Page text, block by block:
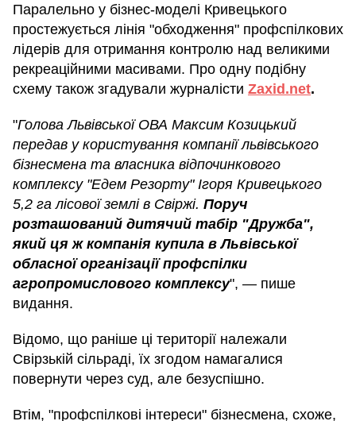
Паралельно у бізнес-моделі Кривецького
простежується лінія "обходження" профспілкових
лідерів для отримання контролю над великими
рекреаційними масивами. Про одну подібну
схему також згадували журналісти Zaxid.net.
"Голова Львівської ОВА Максим Козицький
передав у користування компанії львівського
бізнесмена та власника відпочинкового
комплексу "Едем Резорту" Ігоря Кривецького
5,2 га лісової землі в Свіржі. Поруч
розташований дитячий табір "Дружба",
який ця ж компанія купила в Львівської
обласної організації профспілки
агропромислового комплексу", — пише
видання.
Відомо, що раніше ці території належали
Свірзькій сільраді, їх згодом намагалися
повернути через суд, але безуспішно.
Втім, "профспілкові інтереси" бізнесмена, схоже,